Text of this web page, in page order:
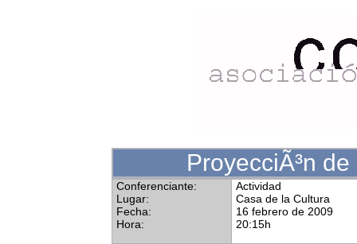
ProyecciÃ³n
Conferenciante:
Lugar:
Fecha:
Hora:
Actividad
Casa de la Cultura
16 febrero de 2009
20:15h